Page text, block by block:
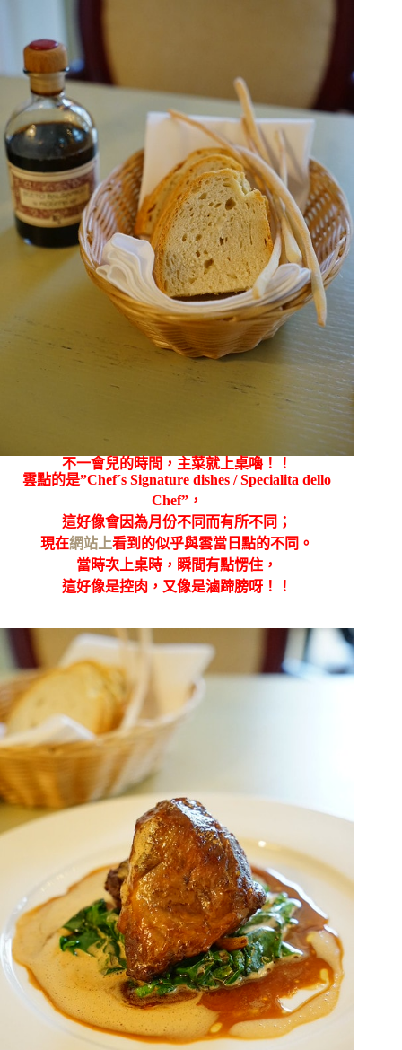
不一會兒的時間，主菜就上桌嚕！！
雲點的是”Chef´s Signature dishes / Specialita dello
Chef”，
這好像會因為月份不同而有所不同；
現在網站上看到的似乎與雲當日點的不同。
當時次上桌時，瞬間有點愣住，
這好像是控肉，又像是滷蹄膀呀！！